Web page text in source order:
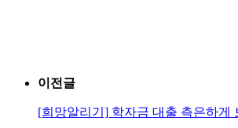
이전글
[희망알리기] 학자금 대출 측은하게